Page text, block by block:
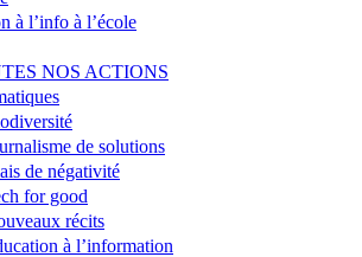
à l’info à l’école
NOS ACTIONS
de solutions
de négativité
for good
récits
à l’information